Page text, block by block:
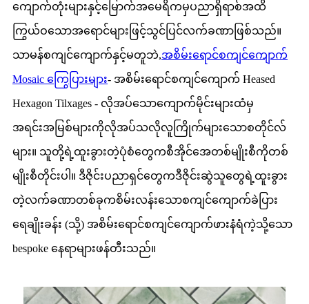
ကျောက်တုံးများနှင့်မြောက်အမေရိကမှပညာရှိရာစ်အထိ
ကြွယ်ဝသောအရောင်များဖြင့်သွင်ပြင်လက်ခဏာဖြစ်သည်။
သာမန်စကျင်ကျောက်နှင့်မတူဘဲ,အစိမ်းရောင်စကျင်ကျောက်
Mosaic ကြွေပြားများ- အစိမ်းရောင်စကျင်ကျောက် Heased
Hexagon Tilxages - လိုအပ်သောကျောက်မိုင်းများထံမှ
အရင်းအမြစ်များကိုလိုအပ်သလိုလူကြိုက်များသောစတိုင်လ်
များ။ သူတို့ရဲ့ထူးခွားတဲ့ပုံစံတွေကစီအိုင်အေတစ်မျိုးစီကိုတစ်
မျိုးစီတိုင်းပါ။ ဒီဇိုင်းပညာရှင်တွေကဒီဇိုင်းဆွဲသူတွေရဲ့ထူးခွား
တဲ့လက်ခဏာတစ်ခုကစိမ်းလန်းသောစကျင်ကျောက်ခဲပြား
ရေချိုးခန်း (သို့) အစိမ်းရောင်စကျင်ကျောက်ဖားနံရံကဲ့သို့သော
bespoke နေရာများဖန်တီးသည်။